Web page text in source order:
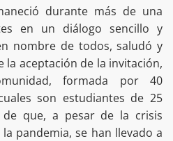
durante más de una
en un diálogo sencillo y
nombre de todos, saludó y
la aceptación de la invitación,
formada por 40
son estudiantes de 25
de que, a pesar de la crisis
pandemia, se han llevado a